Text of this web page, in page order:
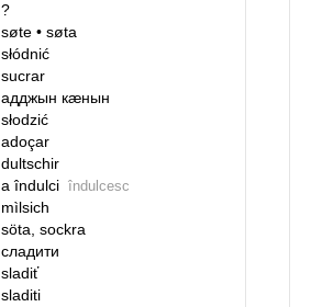
?
søte • søta
słódnić
sucrar
адджын кӕнын
słodzić
adoçar
dultschir
a îndulci îndulcesc
mìlsich
söta, sockra
сладити
sladiť
sladiti